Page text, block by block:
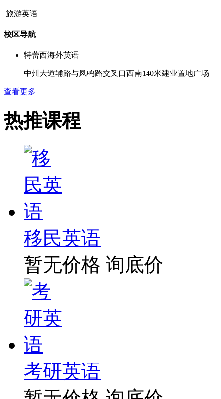
旅游英语
校区导航
特蕾西海外英语
中州大道辅路与凤鸣路交叉口西南140米建业置地广场
查看更多
热推课程
移民英语
暂无价格 询底价
考研英语